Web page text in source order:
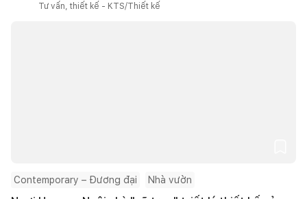
Tư vấn, thiết kế - KTS/Thiết kế
Contemporary – Đương đại Nhà vườn